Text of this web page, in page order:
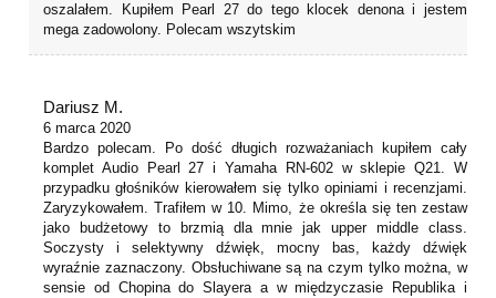
oszalałem. Kupiłem Pearl 27 do tego klocek denona i jestem
mega zadowolony. Polecam wszytskim
Dariusz M.
6 marca 2020
Bardzo polecam. Po dość długich rozważaniach kupiłem cały
komplet Audio Pearl 27 i Yamaha RN-602 w sklepie Q21. W
przypadku głośników kierowałem się tylko opiniami i recenzjami.
Zaryzykowałem. Trafiłem w 10. Mimo, że określa się ten zestaw
jako budżetowy to brzmią dla mnie jak upper middle class.
Soczysty i selektywny dźwięk, mocny bas, każdy dźwięk
wyraźnie zaznaczony. Obsłuchiwane są na czym tylko można, w
sensie od Chopina do Slayera a w międzyczasie Republika i